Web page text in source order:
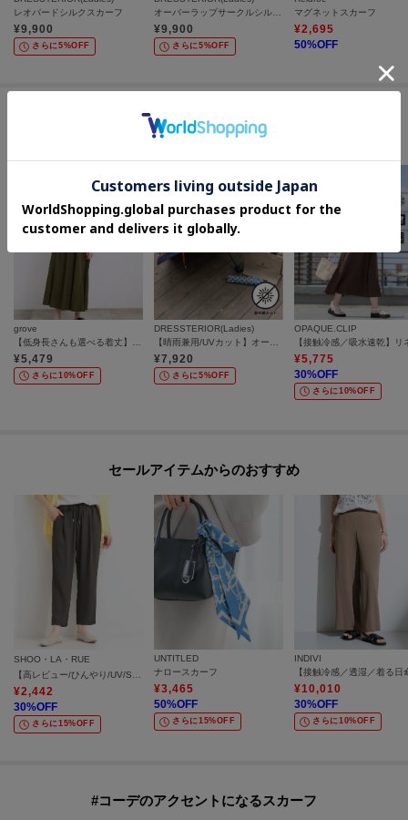
レオパードシルクスカーフ
¥9,900
さらに5%OFF
オーバーラップサークルシルクスカーフ
¥9,900
さらに5%OFF
マグネットスカーフ
¥2,695
50%OFF
この商品を見た人はコチラの商品も
チェックしています
grove
¥5,479
さらに10%OFF
DRESSTERIOR(Ladies)
¥7,920
さらに5%OFF
OPAQUE.CLIP
¥5,775
30%OFF
さらに10%OFF
セールアイテムからのおすすめ
SHOO・LA・RUE
【高レビュー/ひんやり/UV/SS-3L/セットアップ可】さらさらぷるん イージーテーパードパンツ
¥2,442
30%OFF
さらに15%OFF
UNTITLED
ナロースカーフ
¥3,465
50%OFF
さらに15%OFF
INDIVI
¥10,010
30%OFF
さらに10%OFF
#コーデのアクセントになるスカーフ